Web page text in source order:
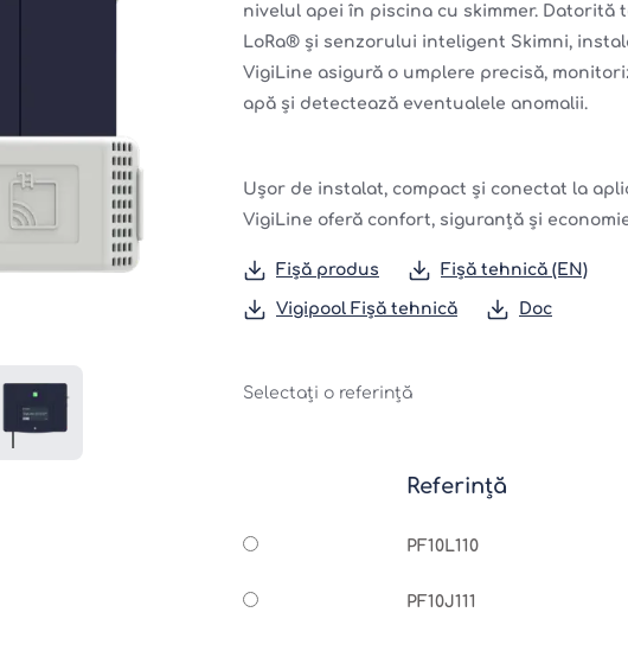
nivelul apei în piscina cu skimmer. Datorită
LoRa® și senzorului inteligent Skimni,
VigiLine asigură o umplere precisă,
apă și detectează eventualele anomalii.
Ușor de instalat, compact și conectat la
VigiLine oferă confort, siguranță și
Fișă produs Fișă tehnică (EN)
Vigipool Fișă tehnică Doc
Selectați o referință
Referință
PF10L110
PF10J111